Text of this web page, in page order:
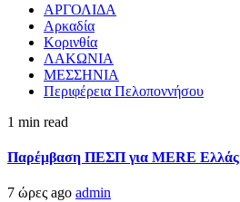
ΑΡΓΟΛΙΔΑ
Αρκαδία
Κορινθία
ΛΑΚΩΝΙΑ
ΜΕΣΣΗΝΙΑ
Περιφέρεια Πελοποννήσου
1 min read
Παρέμβαση ΠΕΣΠ για MERE Ελλάς
7 ώρες ago admin